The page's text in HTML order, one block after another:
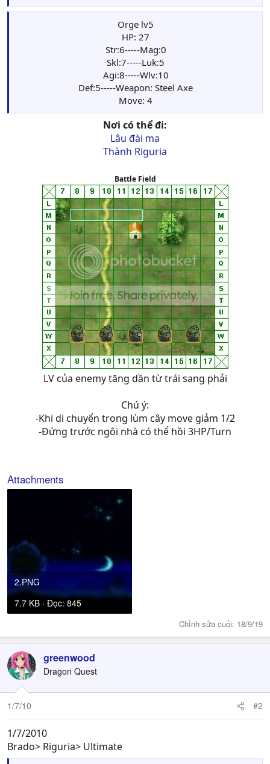
Orge lv5
HP: 27
Str:6-----Mag:0
Skl:7-----Luk:5
Agi:8-----Wlv:10
Def:5-----Weapon: Steel Axe
Move: 4
Nơi có thể đi:
Lâu đài ma
Thành Riguria
Battle Field
LV của enemy tăng dần từ trái sang phải
Chú ý:
-Khi di chuyển trong lùm cây move giảm 1/2
-Đứng trước ngôi nhà có thể hồi 3HP/Turn
Attachments
2.PNG
7.7 KB · Đọc: 845
Chỉnh sửa cuối: 18/9/19
greenwood
Dragon Quest
1/7/10 #2
1/7/2010
Brado> Riguria> Ultimate